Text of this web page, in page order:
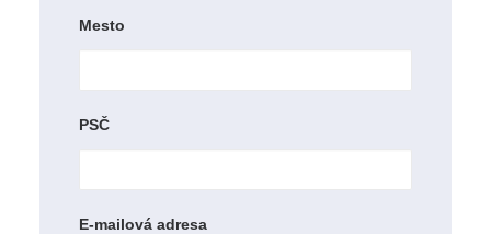
Mesto
PSČ
E-mailová adresa